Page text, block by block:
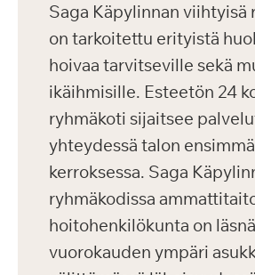
Saga Käpylinnan viihtyisä
on tarkoitettu erityistä
hoivaa tarvitseville sekä
ikäihmisille. Esteetön 24
ryhmäkoti sijaitsee
yhteydessä talon
kerroksessa. Saga
ryhmäkodissa
hoitohenkilökunta on läsnä
vuorokauden ympäri